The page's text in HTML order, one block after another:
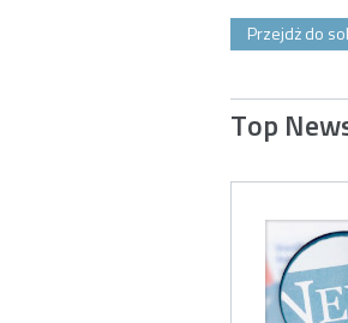
Przejdż do
Top